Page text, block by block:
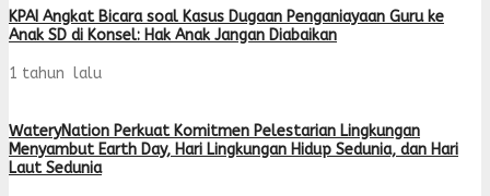
KPAI Angkat Bicara soal Kasus Dugaan Penganiayaan Guru ke
Anak SD di Konsel: Hak Anak Jangan Diabaikan
1 tahun lalu
WateryNation Perkuat Komitmen Pelestarian Lingkungan
Menyambut Earth Day, Hari Lingkungan Hidup Sedunia, dan Hari
Laut Sedunia